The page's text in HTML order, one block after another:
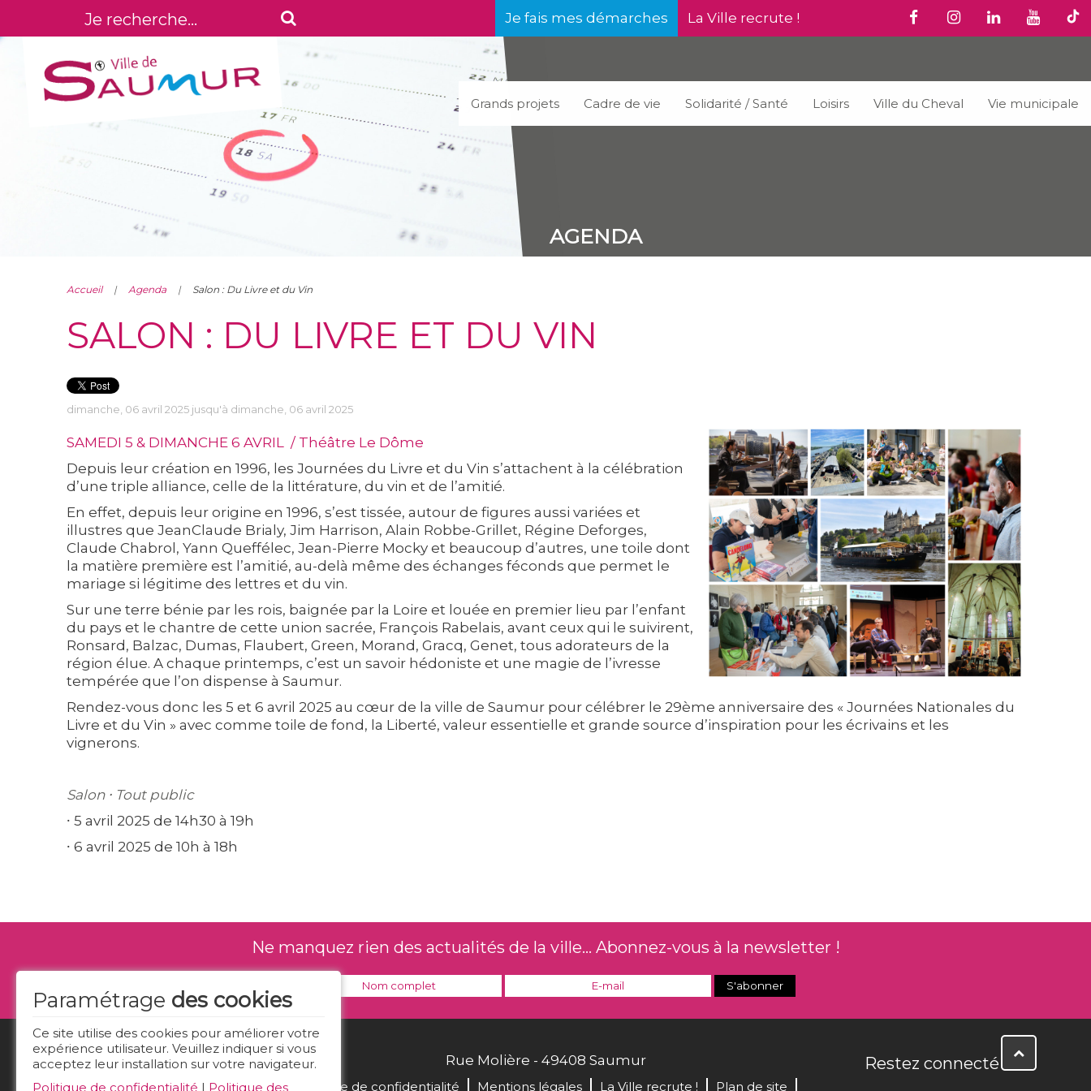
Je fais mes démarches La Ville recrute !
Grands projets Cadre de vie Solidarité / Santé Loisirs Ville du Cheval Vie municipale
AGENDA
Accueil Agenda Salon : Du Livre et du Vin
SALON : DU LIVRE ET DU VIN
dimanche, 06 avril 2025 jusqu'à dimanche, 06 avril 2025
SAMEDI 5 & DIMANCHE 6 AVRIL / Théâtre Le Dôme
Depuis leur création en 1996, les Journées du Livre et du Vin s’attachent à la célébration
d’une triple alliance, celle de la littérature, du vin et de l’amitié.
En effet, depuis leur origine en 1996, s’est tissée, autour de figures aussi variées et
illustres que JeanClaude Brialy, Jim Harrison, Alain Robbe-Grillet, Régine Deforges,
Claude Chabrol, Yann Queffélec, Jean-Pierre Mocky et beaucoup d’autres, une toile dont
la matière première est l’amitié, au-delà même des échanges féconds que permet le
mariage si légitime des lettres et du vin.
Sur une terre bénie par les rois, baignée par la Loire et louée en premier lieu par l’enfant
du pays et le chantre de cette union sacrée, François Rabelais, avant ceux qui le suivirent,
Ronsard, Balzac, Dumas, Flaubert, Green, Morand, Gracq, Genet, tous adorateurs de la
région élue. A chaque printemps, c’est un savoir hédoniste et une magie de l’ivresse
tempérée que l’on dispense à Saumur.
Rendez-vous donc les 5 et 6 avril 2025 au cœur de la ville de Saumur pour célébrer le 29ème anniversaire des « Journées Nationales du
Livre et du Vin » avec comme toile de fond, la Liberté, valeur essentielle et grande source d’inspiration pour les écrivains et les
vignerons.
Salon ⸱ Tout public
⸱ 5 avril 2025 de 14h30 à 19h
⸱ 6 avril 2025 de 10h à 18h
Paramétrage des cookies
Ce site utilise des cookies pour améliorer votre
expérience utilisateur. Veuillez indiquer si vous
acceptez leur installation sur votre navigateur.
Politique de confidentialité | Politique des
Ne manquez rien des actualités de la ville... Abonnez-vous à la newsletter !
Rue Molière - 49408 Saumur
Politique de confidentialité Mentions légales La Ville recrute ! Plan de site
Restez connecté